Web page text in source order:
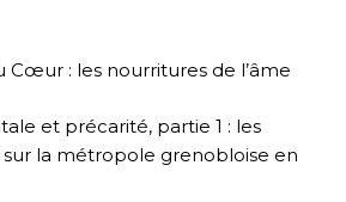
Cœur : les nourritures de l’âme
et précarité, partie 1 : les
sur la métropole grenobloise en